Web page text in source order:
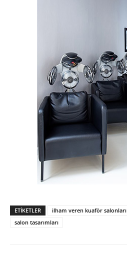
ETIKETLER ilham veren kuaför salonları
salon tasarımları